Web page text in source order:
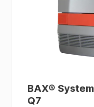
BAX® System
Q7